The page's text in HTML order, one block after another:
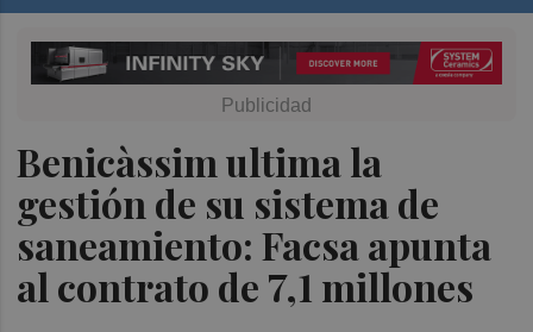
Benicàssim ultima la
gestión de su sistema de
saneamiento: Facsa apunta
al contrato de 7,1 millones